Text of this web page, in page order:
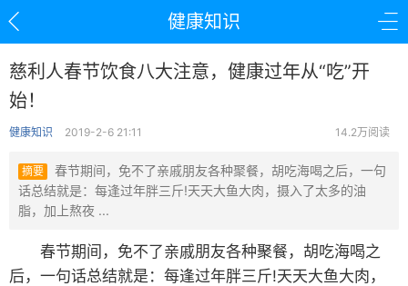
健康知识
慈利人春节饮食八大注意，健康过年从“吃”开
始！
健康知识 2019-2-6 21:11 14.2万阅读
摘要
春节期间，免不了亲戚朋友各种聚餐，胡吃海喝之后，一句
话总结就是：每逢过年胖三斤!天天大鱼大肉，摄入了太多的油
脂，加上熬夜 ...
春节期间，免不了亲戚朋友各种聚餐，胡吃海喝之
后，一句话总结就是：每逢过年胖三斤!天天大鱼大肉，